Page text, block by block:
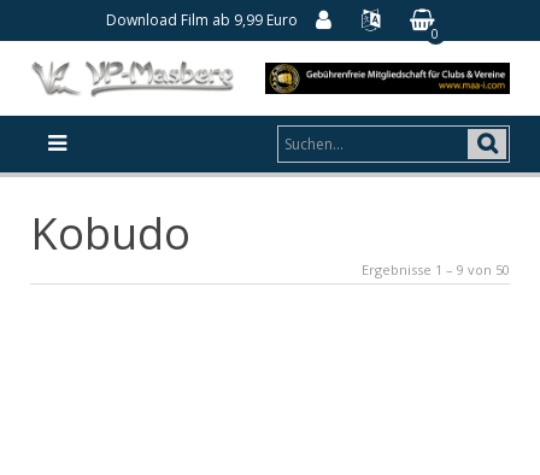
Download Film ab 9,99 Euro
0
Kobudo
Ergebnisse 1 – 9 von 50